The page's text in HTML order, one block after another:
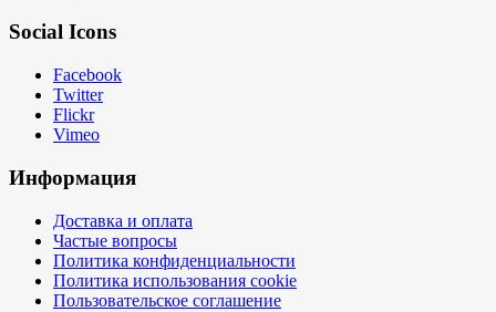
Social Icons
Facebook
Twitter
Flickr
Vimeo
Информация
Доставка и оплата
Частые вопросы
Политика конфиденциальности
Политика использования cookie
Пользовательское соглашение